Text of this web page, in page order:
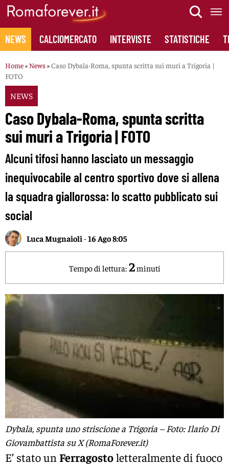
Skip
content
NEWS CALCIOMERCATO INTERVISTE STATISTICHE
Home» News»Caso Dybala-Roma, spunta scritta sui muri a Trigoria |
FOTO
NEWS
Caso Dybala-Roma, spunta scritta
sui muri a Trigoria | FOTO
Alcuni tifosi hanno lasciato un messaggio
inequivocabile al centro sportivo dove si allena
la squadra giallorossa: lo scatto pubblicato sui
social
Luca Mugnaioli -16 Ago 8:05
Tempo di lettura: 2minuti
Dybala, spunta uno striscione a Trigoria – Foto: Ilario Di
Giovambattista su X (RomaForever.it)
E’ stato un Ferragostoletteralmente di fuoco